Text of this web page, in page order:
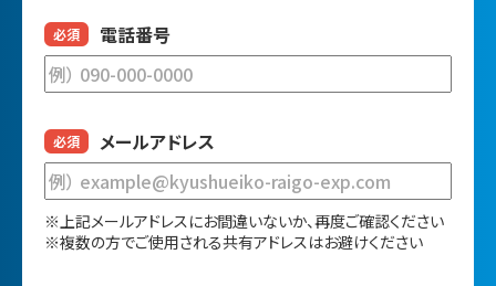
電話番号
必須
メールアドレス
必須
※上記メールアドレスにお間違いないか、再度ご確認ください
※複数の方でご使用される共有アドレスはお避けください